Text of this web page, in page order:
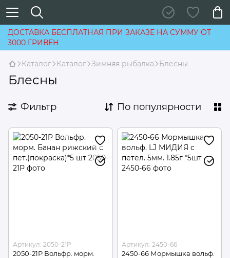
ДОСТАВКА БЕСПЛАТНАЯ ПРИ ЗАКАЗЕ НА СУММУ ОТ
3000 ГРИВЕН
Каталог Каталог Зимняя рыбалка Блесны
Блесны
Фильтр По популярности
Артикул: 2050-21P
2050-21P Вольфр. морм.
Артикул: 2450-66
2450-66 Мормышка вольф.